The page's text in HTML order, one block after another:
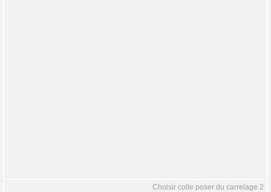
Choisir colle poser du carrelage 2